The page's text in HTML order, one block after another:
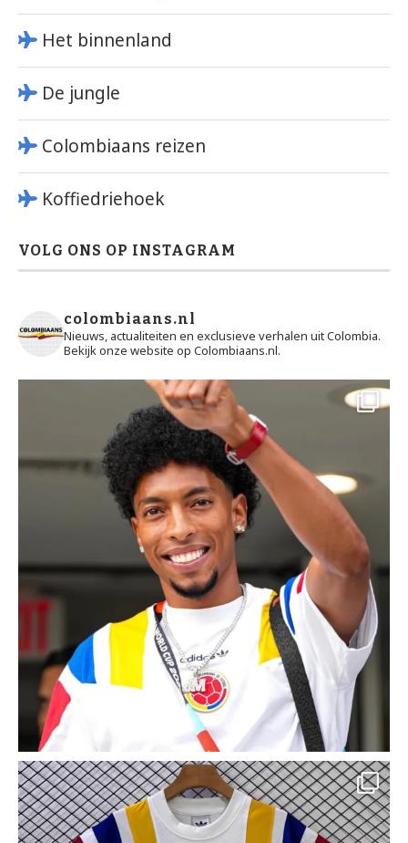
Het binnenland
De jungle
Colombiaans reizen
Koffiedriehoek
VOLG ONS OP INSTAGRAM
colombiaans.nl
Nieuws, actualiteiten en exclusieve verhalen uit Colombia.
Bekijk onze website op Colombiaans.nl.